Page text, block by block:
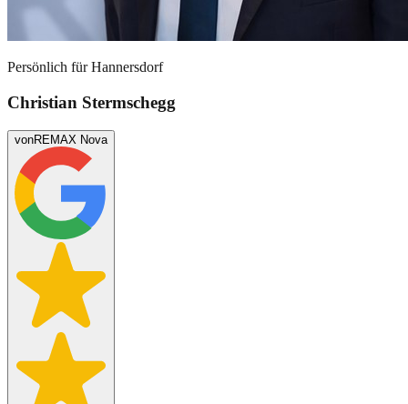
Persönlich fürHannersdorf
Christian Stermschegg
vonREMAX Nova